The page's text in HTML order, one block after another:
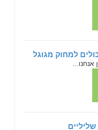
למחוק מגוגל